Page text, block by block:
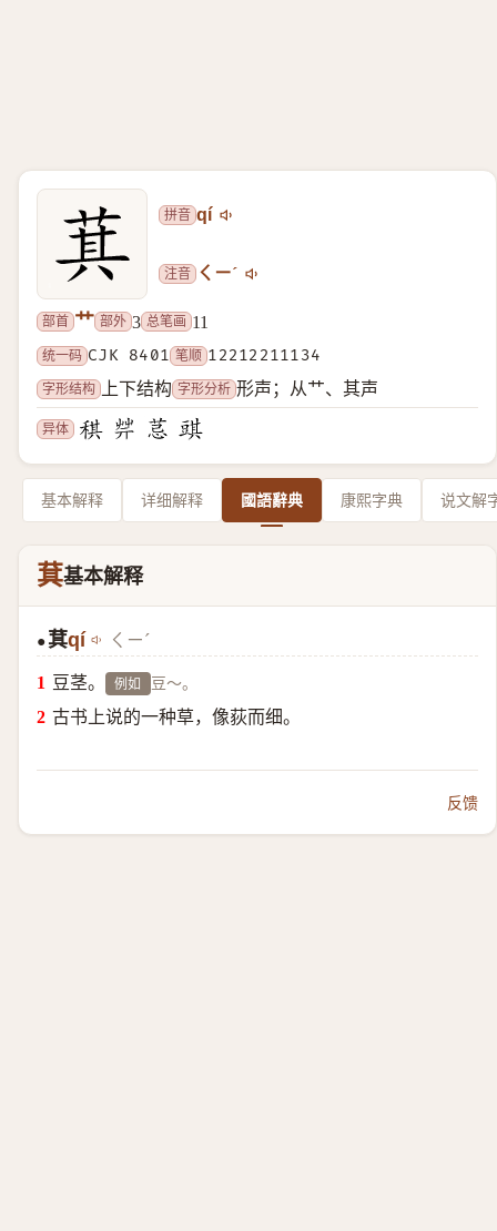
拼音 qí
注音 ㄑㄧˊ
部首 艹 部外 3 总笔画 11
统一码 CJK 8401 笔顺 12212211134
字形结构
上下结构 字形分析 形声；从艹、其声
异体
基本解释 详细解释 國語辭典 康熙字典 说文解
萁基本解释
● 萁qí ㄑㄧˊ
豆茎。 例如 豆～。
古书上说的一种草，像荻而细。
反馈